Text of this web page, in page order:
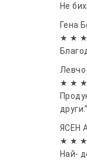
Не
Гена
★ ★
★ ★
други.”
ЯСЕН
★ ★
Най-